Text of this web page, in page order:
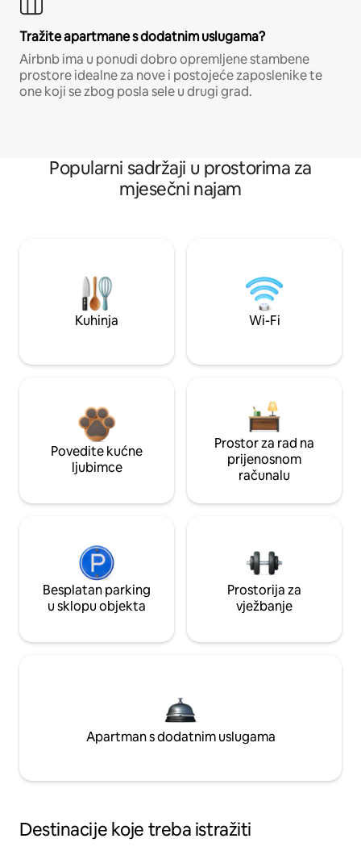
Tražite apartmane s dodatnim uslugama?
Airbnb ima u ponudi dobro opremljene stambene
prostore idealne za nove i postojeće zaposlenike te
one koji se zbog posla sele u drugi grad.
Popularni sadržaji u prostorima za
mjesečni najam
Kuhinja Wi-Fi
Povedite kućne
ljubimce
Prostor za rad na
prijenosnom
računalu
Besplatan parking
u sklopu objekta
Prostorija za
vježbanje
Apartman s dodatnim uslugama
Destinacije koje treba istražiti